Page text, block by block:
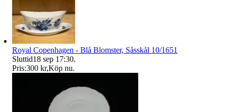
Royal Copenhagen - Blå Blomster, Såsskål 10/1651
Sluttid18 sep 17:30.
Pris:300 kr,Köp nu.